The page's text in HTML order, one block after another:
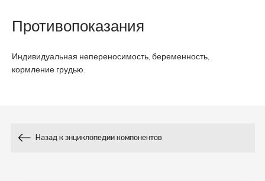
Противопоказания
Индивидуальная непереносимость, беременность,
кормление грудью.
Назад к энциклопедии компонентов